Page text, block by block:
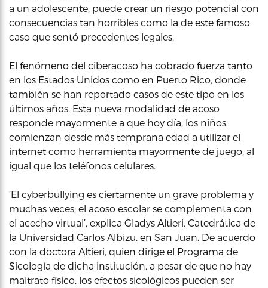
a un adolescente, puede crear un riesgo potencial con
consecuencias tan horribles como la de este famoso
caso que sentó precedentes legales.
El fenómeno del ciberacoso ha cobrado fuerza tanto
en los Estados Unidos como en Puerto Rico, donde
también se han reportado casos de este tipo en los
últimos años. Esta nueva modalidad de acoso
responde mayormente a que hoy día, los niños
comienzan desde más temprana edad a utilizar el
internet como herramienta mayormente de juego, al
igual que los teléfonos celulares.
‘El cyberbullying es ciertamente un grave problema y
muchas veces, el acoso escolar se complementa con
el acecho virtual’, explica Gladys Altieri, Catedrática de
la Universidad Carlos Albizu, en San Juan. De acuerdo
con la doctora Altieri, quien dirige el Programa de
Sicología de dicha institución, a pesar de que no hay
maltrato físico, los efectos sicológicos pueden ser